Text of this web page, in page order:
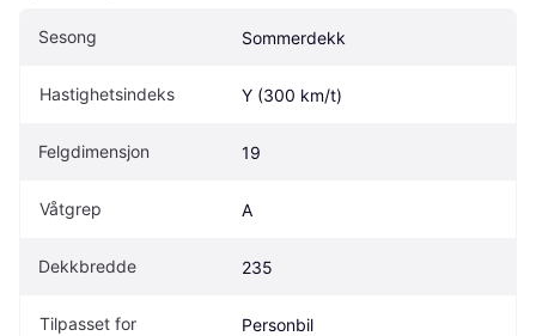
Sesong Sommerdekk
Hastighetsindeks Y (300 km/t)
Felgdimensjon 19
Våtgrep A
Dekkbredde 235
Tilpasset for Personbil